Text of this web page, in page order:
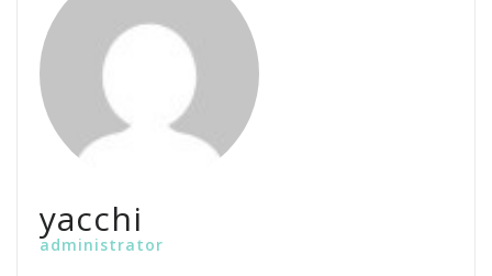
yacchi
administrator